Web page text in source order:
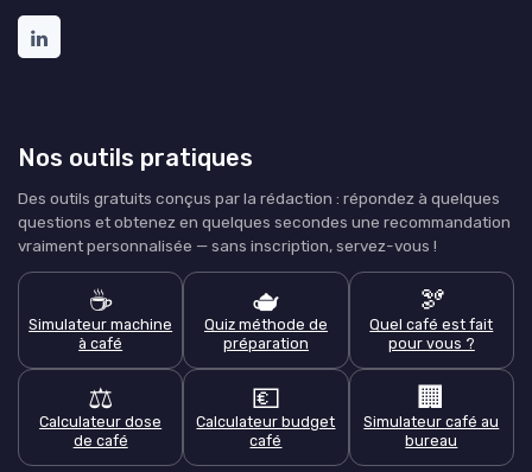
Nos outils pratiques
Des outils gratuits conçus par la rédaction : répondez à quelques
questions et obtenez en quelques secondes une recommandation
vraiment personnalisée — sans inscription, servez-vous !
☕
Simulateur machine
à café
🫖
Quiz méthode de
préparation
🫘
Quel café est fait
pour vous ?
⚖️
Calculateur dose
de café
💶
Calculateur budget
café
🏢
Simulateur café au
bureau